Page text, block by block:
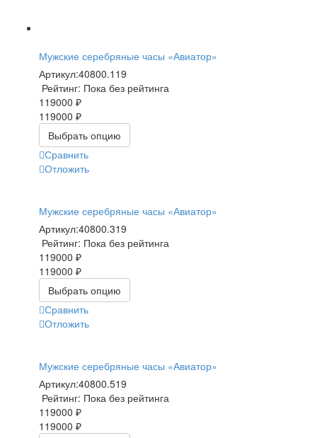
Мужские серебряные часы «Авиатор»
Артикул:40800.119
Рейтинг: Пока без рейтинга
119000 ₽
119000 ₽
Выбрать опцию
Сравнить
Отложить
Мужские серебряные часы «Авиатор»
Артикул:40800.319
Рейтинг: Пока без рейтинга
119000 ₽
119000 ₽
Выбрать опцию
Сравнить
Отложить
Мужские серебряные часы «Авиатор»
Артикул:40800.519
Рейтинг: Пока без рейтинга
119000 ₽
119000 ₽